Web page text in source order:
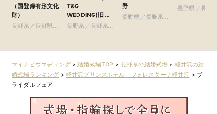
（国登録有形文化
財）
長野県／長野県全
T&G
WEDDING(旧
ガーデンヒルズ迎
長野県／長野県全
野
長野県／長野県全
長野県／長野
マイナビウエディング>結婚式場TOP > 長野県の結婚式場 > 軽井沢の結
婚式場ランキング > 軽井沢プリンスホテル フォレスターナ軽井沢 > ブ
ライダルフェア